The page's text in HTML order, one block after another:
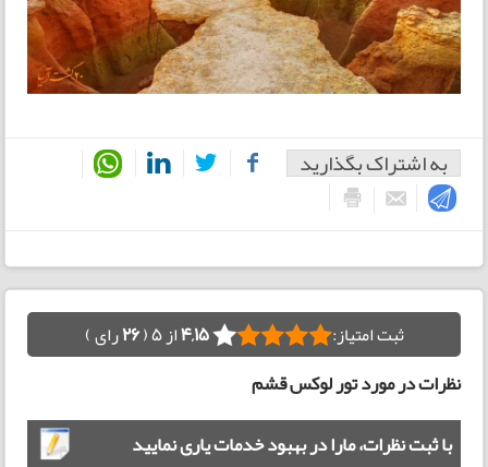
به اشتراک بگذارید
ثبت امتیاز: 4,15از 5 ( 26رای )
نظرات در مورد تور لوکس قشم
با ثبت نظرات، مارا در بهبود خدمات یاری نمایید